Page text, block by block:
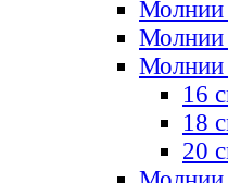
Молнии
Молнии
Молнии
16
18
20